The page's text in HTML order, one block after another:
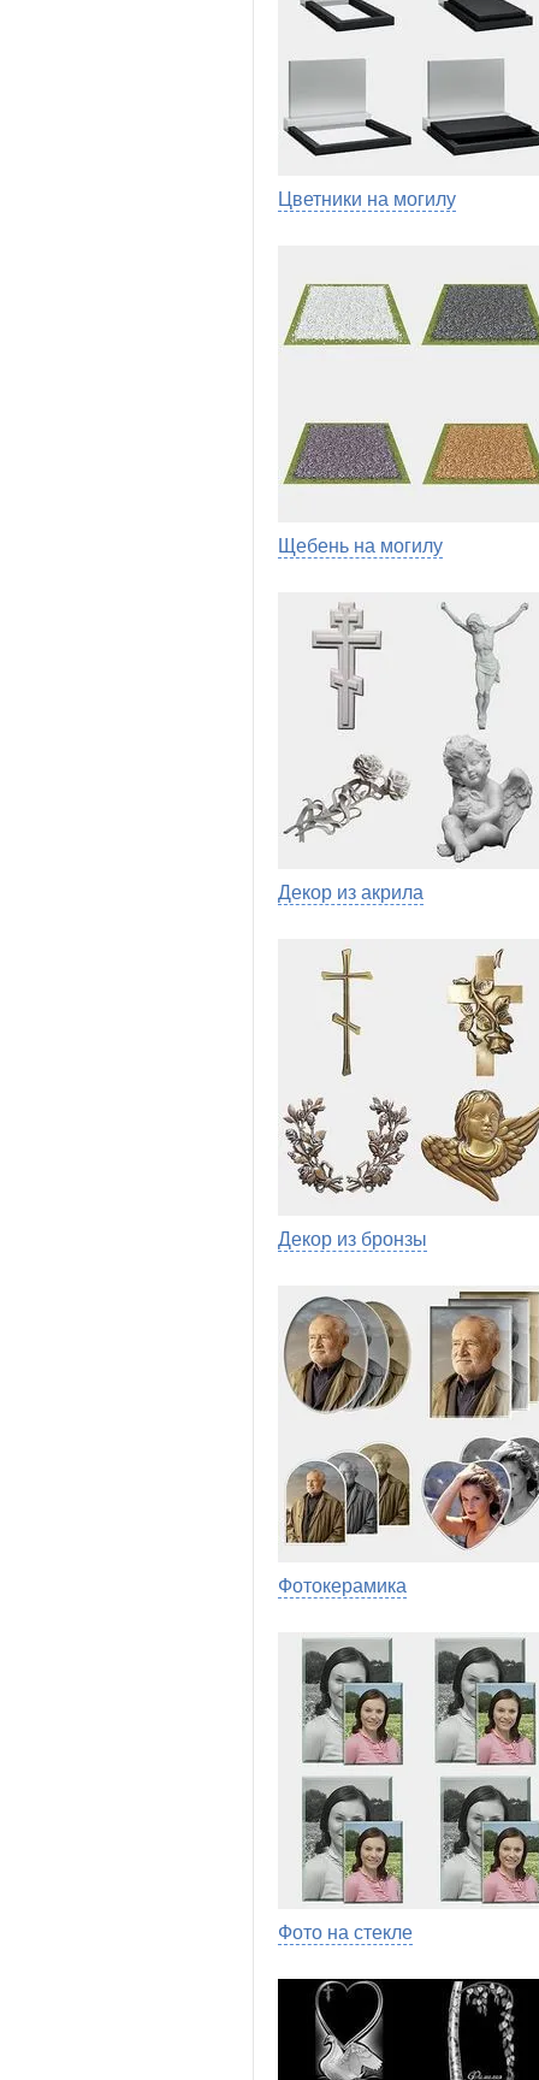
Цветники на могилу
Щебень на могилу
Декор из акрила
Декор из бронзы
Фотокерамика
Фото на стекле